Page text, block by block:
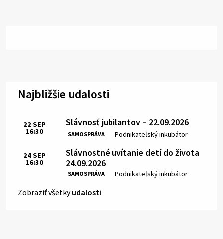
Najbližšie udalosti
Slávnosť jubilantov – 22.09.2026
SAMOSPRÁVA Miesto:
Podnikateľský inkubátor
Čas:
22 SEP
16:30
Slávnostné uvítanie detí do života
24.09.2026
SAMOSPRÁVA Miesto:
Podnikateľský inkubátor
Čas:
24SEP
16:30
Zobraziť všetkyudalosti